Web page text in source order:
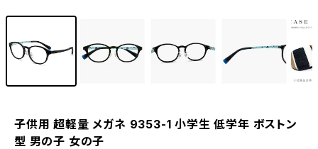
子供用 超軽量 メガネ 9353-1 小学生 低学年 ボストン
型 男の子 女の子